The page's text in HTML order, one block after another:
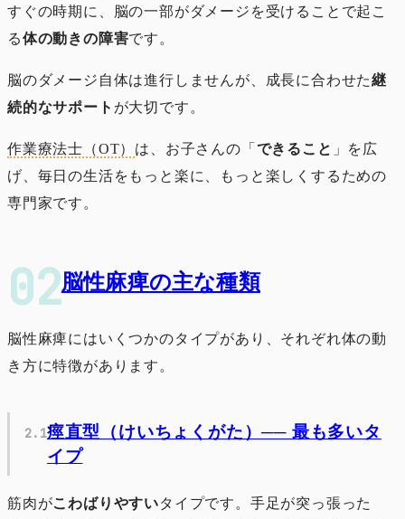
すぐの時期に、脳の一部がダメージを受けることで起こ
る体の動きの障害です。
脳のダメージ自体は進行しませんが、成長に合わせた継
続的なサポート が大切です。
作業療法士（OT） は、お子さんの「 できること 」を広
げ、毎日の生活をもっと楽に、もっと楽しくするための
専門家です。
脳性麻痺の主な種類
脳性麻痺にはいくつかのタイプがあり、それぞれ体の動
き方に特徴があります。
痙直型（けいちょくがた）── 最も多いタ
イプ
筋肉がこわばりやすいタイプです。手足が突っ張った